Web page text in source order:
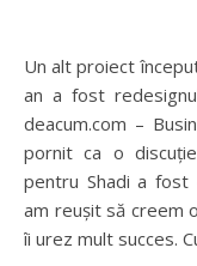
Un alt proiect început în 2015 și finalizat la începutul acestui
an a fost
deacum.com –
pornit ca o
pentru Shadi a fost
am reușit să creem
îi urez mult succes.